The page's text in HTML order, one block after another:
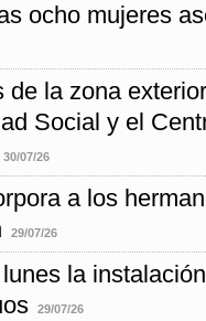
ocho mujeres
de la zona
Social y el
30/07/26
a los
29/07/26
la
29/07/26